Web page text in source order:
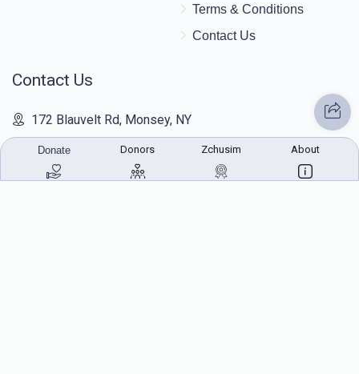
Terms & Conditions
Contact Us
Contact Us
172 Blauvelt Rd, Monsey, NY
(212) 239-8923
info@abcharity.org
Donate Donors Zchusim About